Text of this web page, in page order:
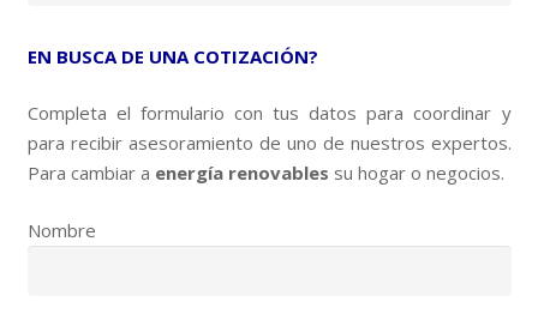
EN BUSCA DE UNA COTIZACIÓN?
Completa el formulario con tus datos para coordinar y
para recibir asesoramiento de uno de nuestros expertos.
Para cambiar a energía renovables su hogar o negocios.
Nombre